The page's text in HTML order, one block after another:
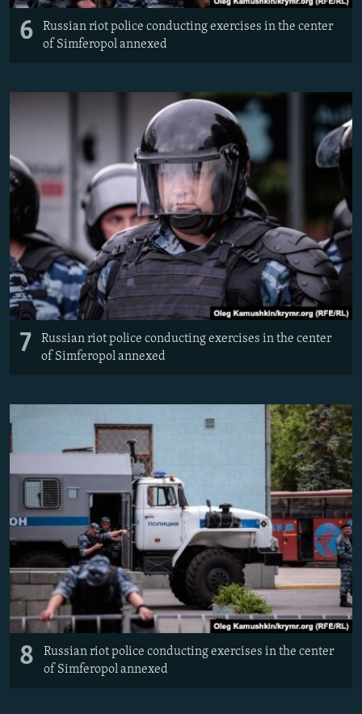
6
Russian riot police conducting exercises in the center
of Simferopol annexed
7
Russian riot police conducting exercises in the center
of Simferopol annexed
8
Russian riot police conducting exercises in the center
of Simferopol annexed